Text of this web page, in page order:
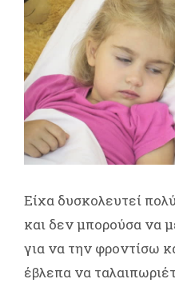
Είχα δυσκολευτεί
και δεν μπορούσα να
για να την φροντίσω
έβλεπα να